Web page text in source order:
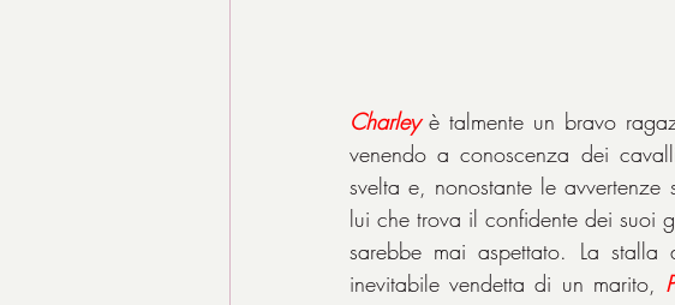
Charley è talmente un bravo
venendo a conoscenza dei
svelta e, nonostante le avvertenze
lui che trova il confidente dei suoi
sarebbe mai aspettato. La
inevitabile vendetta di un marito,